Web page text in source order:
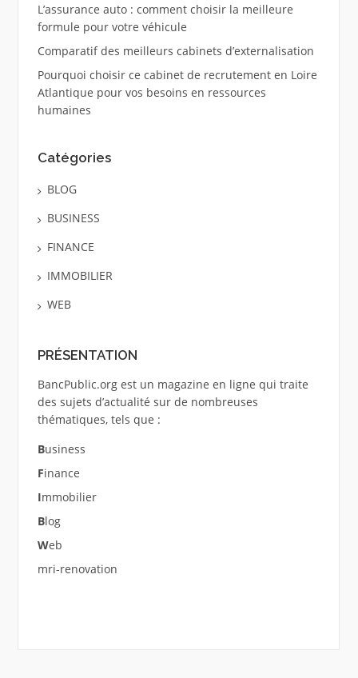
L’assurance auto : comment choisir la meilleure
formule pour votre véhicule
Comparatif des meilleurs cabinets d’externalisation
Pourquoi choisir ce cabinet de recrutement en Loire
Atlantique pour vos besoins en ressources
humaines
Catégories
BLOG
BUSINESS
FINANCE
IMMOBILIER
WEB
PRÉSENTATION
BancPublic.org est un magazine en ligne qui traite
des sujets d’actualité sur de nombreuses
thématiques, tels que :
Business
Finance
Immobilier
Blog
Web
mri-renovation